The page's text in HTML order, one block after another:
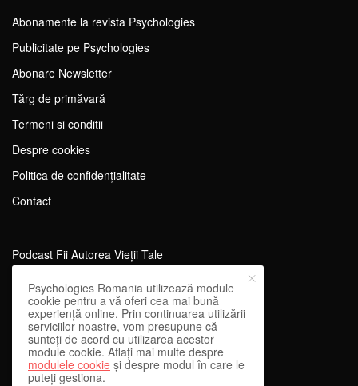
Abonamente la revista Psychologies
Publicitate pe Psychologies
Abonare Newsletter
Tărg de primăvară
Termeni si conditii
Despre cookies
Politica de confidențialitate
Contact
Podcast Fii Autorea Vieții Tale
Evenimente Fii Autoarea Vieții Tale!
SportEdu
Antrenament Mental pentru Sportivi
Learning Network
WEnough
Psychologies Romania utilizează module
cookie pentru a vă oferi cea mai bună
experiență online. Prin continuarea utilizării
serviciilor noastre, vom presupune că
sunteți de acord cu utilizarea acestor
module cookie. Aflați mai multe despre
modulele cookie și despre modul în care le
puteți gestiona.